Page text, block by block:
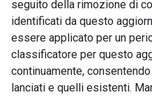
seguito della rimozione di
identificati da questo
essere applicato per un
classificatore per questo
continuamente,
lanciati e quelli esistenti.